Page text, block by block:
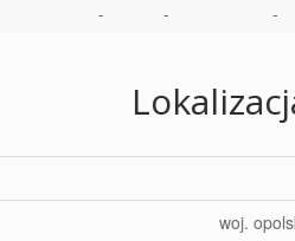
- - -
woj.